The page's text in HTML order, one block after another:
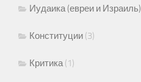
Иудаика (евреи и Израиль)
Конституции (3)
Критика(1)